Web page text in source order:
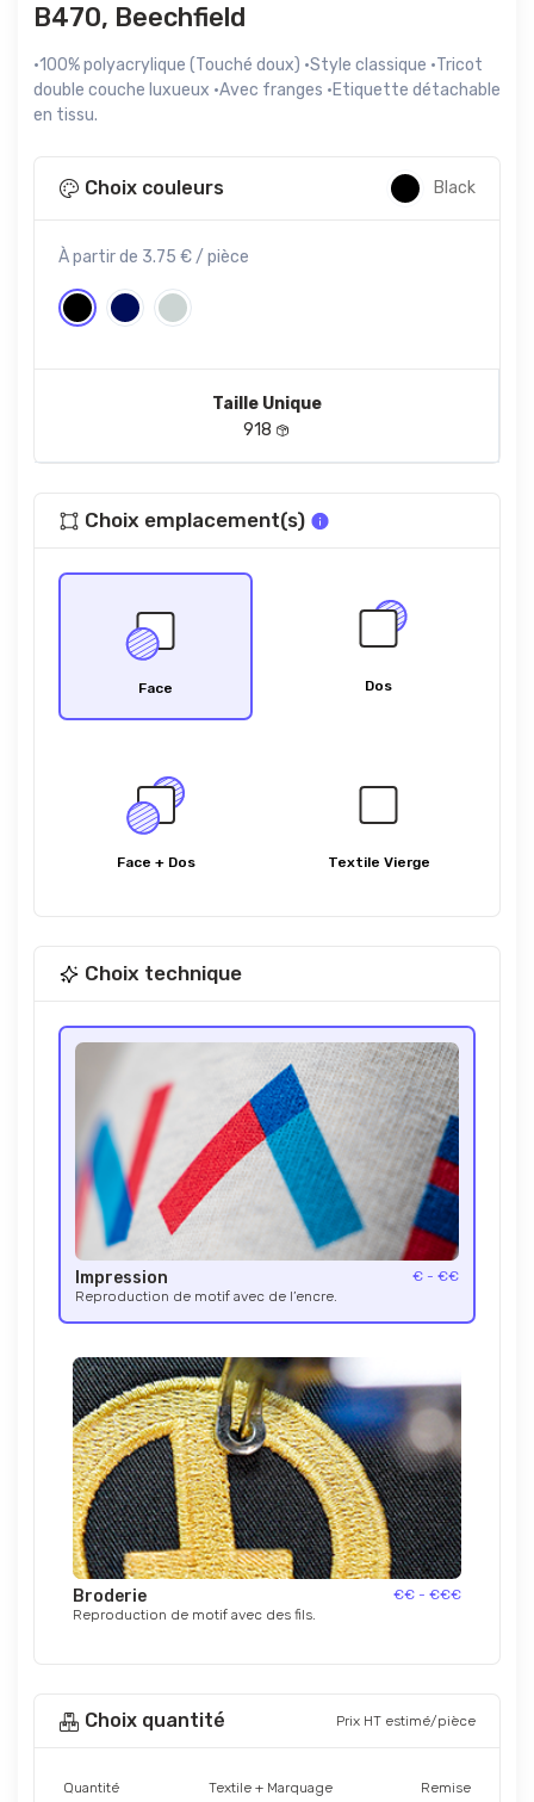
B470, Beechfield
·100% polyacrylique (Touché doux) ·Style classique ·Tricot
double couche luxueux ·Avec franges ·Etiquette détachable
en tissu.
Choix couleurs Black
À partir de 3.75 € / pièce
Taille Unique
918
Choix emplacement(s)
Face Dos
Face + Dos Textile Vierge
Choix technique
Impression
€ - €€
Reproduction de motif avec de l’encre.
Broderie
€€ - €€€
Reproduction de motif avec des fils.
Choix quantité Prix HT estimé/pièce
Quantité Textile + Marquage Remise